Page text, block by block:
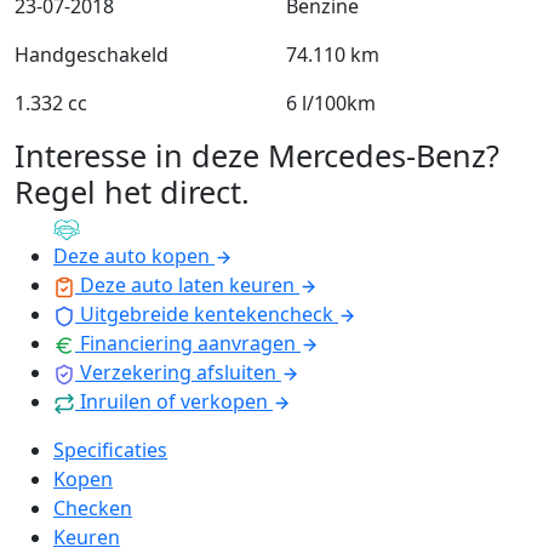
23-07-2018
Benzine
Handgeschakeld
74.110 km
1.332 cc
6 l/100km
Interesse in deze Mercedes-Benz?
Regel het direct.
Deze auto kopen
Deze auto laten keuren
Uitgebreide kentekencheck
Financiering aanvragen
Verzekering afsluiten
Inruilen of verkopen
Specificaties
Kopen
Checken
Keuren